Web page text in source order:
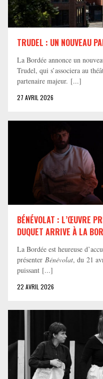
TRUDEL : UN NOUVEAU
La Bordée annonce un
Trudel, qui s’associera au
partenaire majeur. [...]
27 AVRIL 2026
BÉNÉVOLAT : L’ŒUVRE
DUQUET ARRIVE À LA
La Bordée est heureuse
présenter Bénévolat, du 21
puissant [...]
22 AVRIL 2026